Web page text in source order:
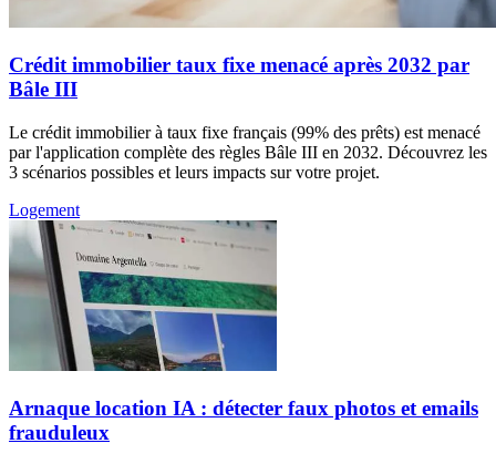
Crédit immobilier taux fixe menacé après 2032 par
Bâle III
Le crédit immobilier à taux fixe français (99% des prêts) est menacé
par l'application complète des règles Bâle III en 2032. Découvrez les
3 scénarios possibles et leurs impacts sur votre projet.
Logement
Arnaque location IA : détecter faux photos et emails
frauduleux